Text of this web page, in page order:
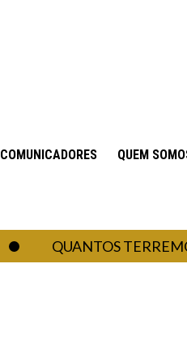
COMUNICADORES QUEM
QUANTOS TERREMOTOS